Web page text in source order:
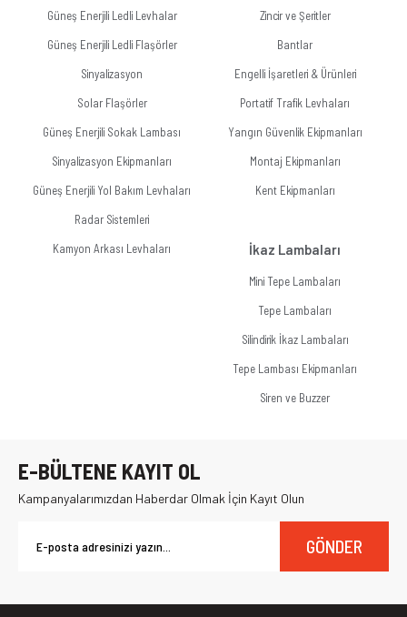
Güneş Enerjili Ledli Levhalar
Güneş Enerjili Ledli Flaşörler
Sinyalizasyon
Solar Flaşörler
Güneş Enerjili Sokak Lambası
Sinyalizasyon Ekipmanları
Güneş Enerjili Yol Bakım Levhaları
Radar Sistemleri
Kamyon Arkası Levhaları
Zincir ve Şeritler
Bantlar
Engelli İşaretleri & Ürünleri
Portatif Trafik Levhaları
Yangın Güvenlik Ekipmanları
Montaj Ekipmanları
Kent Ekipmanları
İkaz Lambaları
Mini Tepe Lambaları
Tepe Lambaları
Silindirik İkaz Lambaları
Tepe Lambası Ekipmanları
Siren ve Buzzer
E-BÜLTENE KAYIT OL
Kampanyalarımızdan Haberdar Olmak İçin Kayıt Olun
GÖNDER